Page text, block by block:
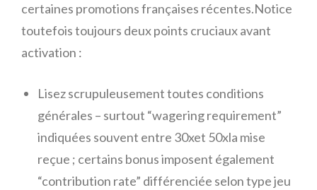
certaines promotions françaises récentes.Notice
toutefois toujours deux points cruciaux avant
activation :
Lisez scrupuleusement toutes conditions
générales – surtout “wagering requirement”
indiquées souvent entre 30xet 50xla mise
reçue ; certains bonus imposent également
“contribution rate” différenciée selon type jeu